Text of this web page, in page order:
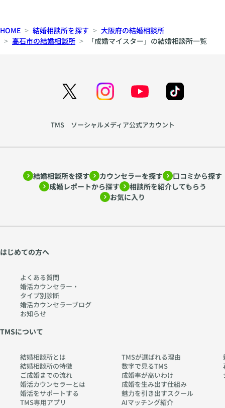
HOME 結婚相談所を探す
大阪府の結婚相談所
高石市の結婚相談所
「成婚マイスター」の結婚相談所一覧
TMS ソーシャルメディア公式アカウント
結婚相談所を探す カウンセラーを探す
口コミから探す
成婚レポートから探す
相談所を紹介してもらう
お気に入り
はじめての方へ
よくある質問
婚活カウンセラー・
タイプ別診断
婚活カウンセラーブログ
お知らせ
TMSについて
結婚相談所とは
結婚相談所の特徴
ご成婚までの流れ
婚活カウンセラーとは
婚活をサポートする
TMS専用アプリ
TMSが選ばれる理由
数字で見るTMS
成婚率が高いわけ
成婚を生み出す仕組み
魅力を引き出すスクール
AIマッチング紹介